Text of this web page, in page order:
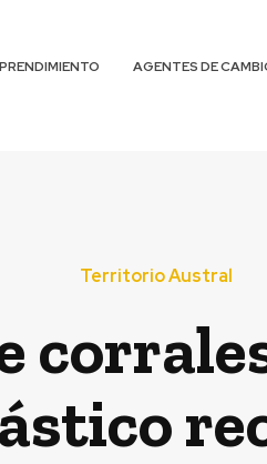
AGENTES DE
Territorio Austral